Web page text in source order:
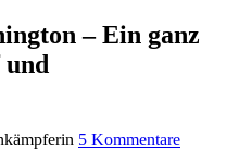
– Ein ganz
5 Kommentare